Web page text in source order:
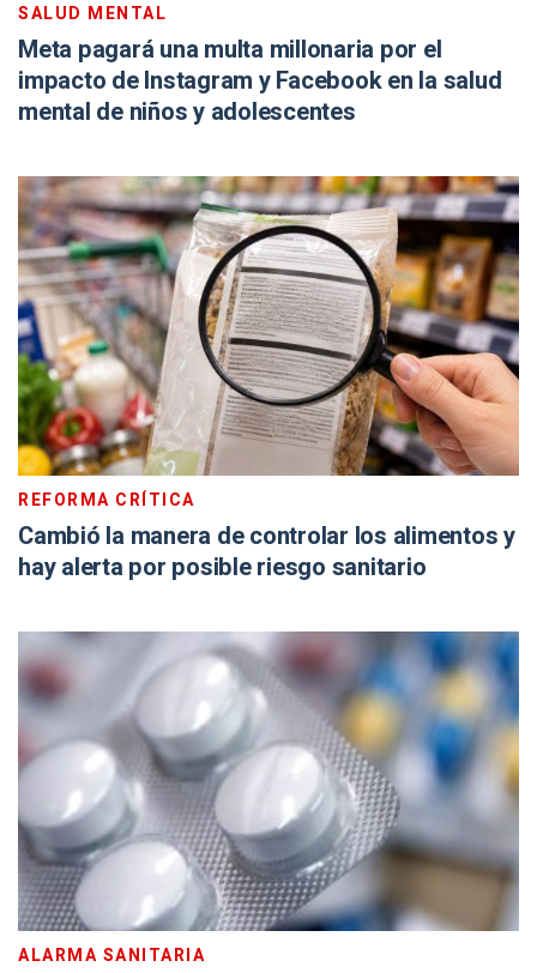
SALUD MENTAL
Meta pagará una multa millonaria por el
impacto de Instagram y Facebook en la salud
mental de niños y adolescentes
REFORMA CRÍTICA
Cambió la manera de controlar los alimentos y
hay alerta por posible riesgo sanitario
ALARMA SANITARIA